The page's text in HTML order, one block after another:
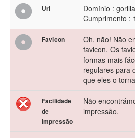
Url
Domínio :
Cumprimento :
Favicon
Oh, não! Não
favicon. Os
formas mais
regulares para
que eles o
Facilidade
de
Impressão
Não
impressão.